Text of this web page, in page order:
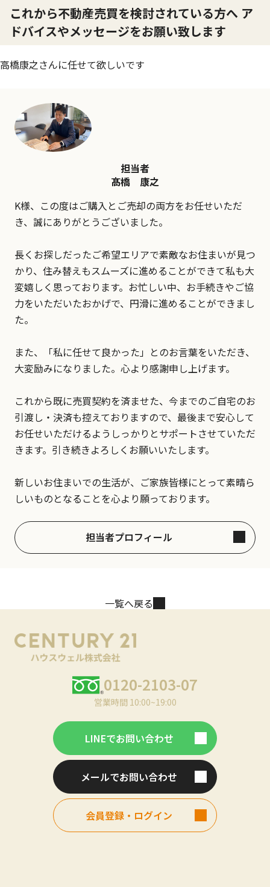
これから不動産売買を検討されている方へ ア
ドバイスやメッセージをお願い致します
高橋康之さんに任せて欲しいです
担当者
髙橋 康之
K様、この度はご購入とご売却の両方をお任せいただ
き、誠にありがとうございました。
長くお探しだったご希望エリアで素敵なお住まいが見つ
かり、住み替えもスムーズに進めることができて私も大
変嬉しく思っております。お忙しい中、お手続きやご協
力をいただいたおかげで、円滑に進めることができまし
た。
また、「私に任せて良かった」とのお言葉をいただき、
大変励みになりました。心より感謝申し上げます。
これから既に売買契約を済ませた、今までのご自宅のお
引渡し・決済も控えておりますので、最後まで安心して
お任せいただけるようしっかりとサポートさせていただ
きます。引き続きよろしくお願いいたします。
新しいお住まいでの生活が、ご家族皆様にとって素晴ら
しいものとなることを心より願っております。
担当者プロフィール
一覧へ戻る
0120-2103-07
営業時間 10:00~19:00
LINEでお問い合わせ
メールでお問い合わせ
会員登録・ログイン